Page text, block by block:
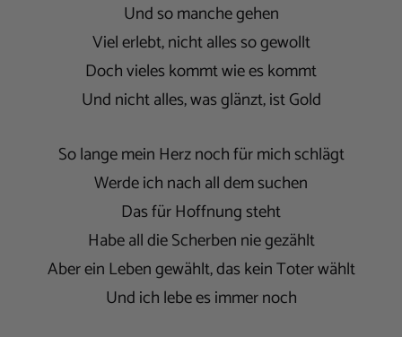
Und so manche gehen
Viel erlebt, nicht alles so gewollt
Doch vieles kommt wie es kommt
Und nicht alles, was glänzt, ist Gold
So lange mein Herz noch für mich schlägt
Werde ich nach all dem suchen
Das für Hoffnung steht
Habe all die Scherben nie gezählt
Aber ein Leben gewählt, das kein Toter wählt
Und ich lebe es immer noch